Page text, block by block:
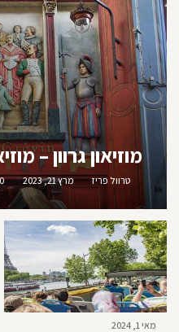
מוזיאון גרוון –
טרוול פריז מרץ 21, 2023
מאי 1, 2024